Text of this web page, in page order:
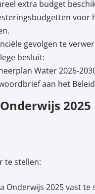
extra budget
voor
gevolgen te
besluit:
Water 2026-
aan het
2025
te stellen:
Onderwijs 2025 vast te